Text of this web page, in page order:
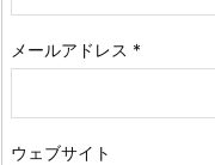
メールアドレス *
ウェブサイト